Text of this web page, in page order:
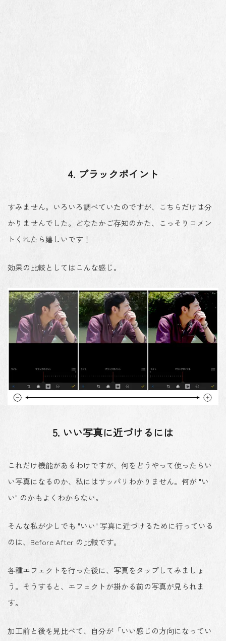
4. ブラックポイント
すみません。いろいろ調べていたのですが、こちらだけは分
かりませんでした。どなたかご存知のかた、こっそりコメン
トくれたら嬉しいです！
効果の比較としてはこんな感じ。
5. いい写真に近づけるには
これだけ機能があるわけですが、何をどうやって使ったらい
い写真になるのか、私にはサッパリわかりません。何が "い
い" のかもよくわからない。
そんな私が少しでも "いい" 写真に近づけるために行っている
のは、Before After の比較です。
各種エフェクトを行った後に、写真をタップしてみましょ
う。そうすると、エフェクトが掛かる前の写真が見られま
す。
加工前と後を見比べて、自分が「いい感じの方向になってい